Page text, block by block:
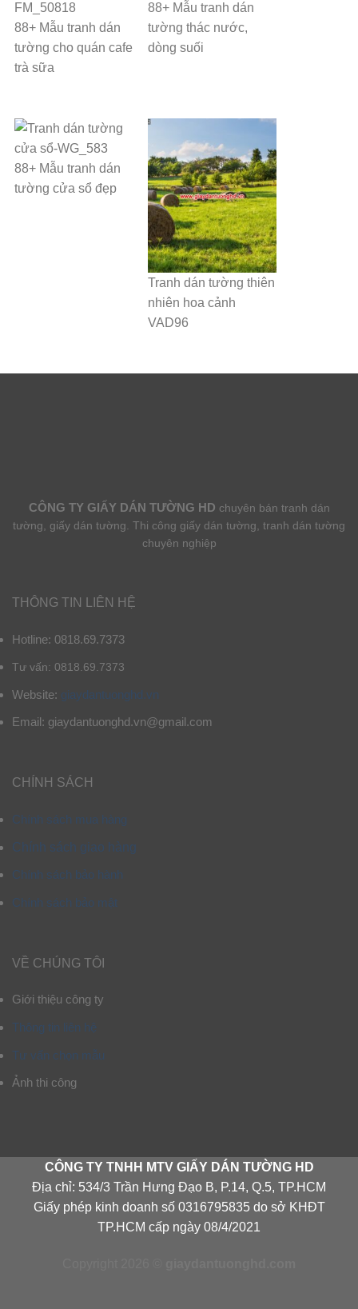
88+ Mẫu tranh dán
tường cho quán cafe
trà sữa
88+ Mẫu tranh dán
tường thác nước,
dòng suối
88+ Mẫu tranh dán
tường cửa sổ đẹp
Tranh dán tường thiên
nhiên hoa cảnh
VAD96
CÔNG TY GIẤY DÁN TƯỜNG HD chuyên bán tranh dán
tường, giấy dán tường. Thi công giấy dán tường, tranh dán tường
chuyên nghiệp
THÔNG TIN LIÊN HỆ
Hotline: 0818.69.7373
Tư vấn: 0818.69.7373
Website: giaydantuonghd.vn
Email: giaydantuonghd.vn@gmail.com
CHÍNH SÁCH
Chính sách mua hàng
Chính sách giao hàng
Chính sách bảo hành
Chính sách bảo mật
VỀ CHÚNG TÔI
Giới thiệu công ty
Thông tin liên hệ
Tư vấn chọn mẫu
Ảnh thi công
CÔNG TY TNHH MTV GIẤY DÁN TƯỜNG HD
Địa chỉ: 534/3 Trần Hưng Đạo B, P.14, Q.5, TP.HCM
Giấy phép kinh doanh số 0316795835 do sở KHĐT
TP.HCM cấp ngày 08/4/2021